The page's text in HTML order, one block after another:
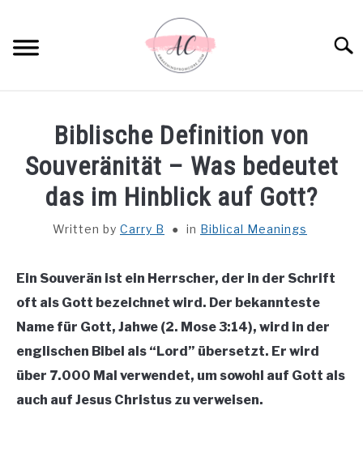
content
SPIRITUAL MEANINGS
DREAM MEANINGS
ASTROLOGY
Biblische Definition von
Souveränität – Was bedeutet
das im Hinblick auf Gott?
Written by Carry B in Biblical Meanings
Ein Souverän ist ein Herrscher, der in der Schrift
oft als Gott bezeichnet wird. Der bekannteste
Name für Gott, Jahwe (2. Mose 3:14), wird in der
englischen Bibel als “Lord” übersetzt. Er wird
über 7.000 Mal verwendet, um sowohl auf Gott als
auch auf Jesus Christus zu verweisen.